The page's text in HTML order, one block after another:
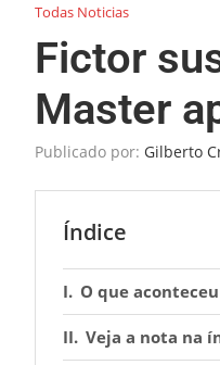
Todas Noticias
Fictor
Master
Publicado por: Gilberto
Índice
O que
Veja a nota na